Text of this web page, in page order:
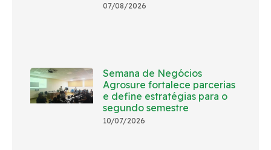
07/08/2026
Semana de Negócios
Agrosure fortalece parcerias
e define estratégias para o
segundo semestre
10/07/2026